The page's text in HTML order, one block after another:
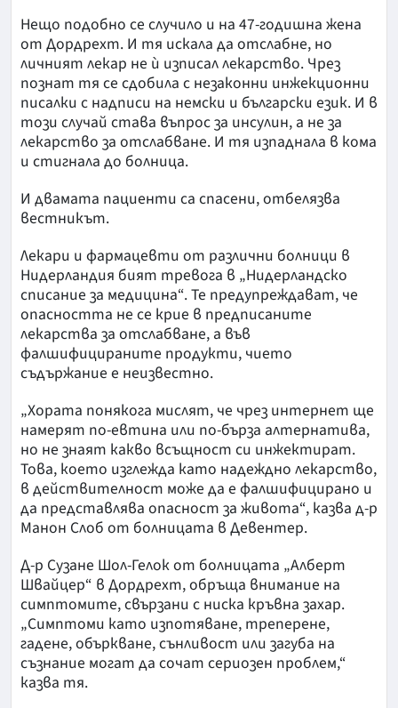
Нещо подобно се случило и на 47-годишна жена
от Дордрехт. И тя искала да отслабне, но
личният лекар не ѝ изписал лекарство. Чрез
познат тя се сдобила с незаконни инжекционни
писалки с надписи на немски и български език. И в
този случай става въпрос за инсулин, а не за
лекарство за отслабване. И тя изпаднала в кома
и стигнала до болница.
И двамата пациенти са спасени, отбелязва
вестникът.
Лекари и фармацевти от различни болници в
Нидерландия бият тревога в „Нидерландско
списание за медицина“. Те предупреждават, че
опасността не се крие в предписаните
лекарства за отслабване, а във
фалшифицираните продукти, чието
съдържание е неизвестно.
„Хората понякога мислят, че чрез интернет ще
намерят по-евтина или по-бърза алтернатива,
но не знаят какво всъщност си инжектират.
Това, което изглежда като надеждно лекарство,
в действителност може да е фалшифицирано и
да представлява опасност за живота“, казва д-р
Манон Слоб от болницата в Девентер.
Д-р Сузане Шол-Гелок от болницата „Алберт
Швайцер“ в Дордрехт, обръща внимание на
симптомите, свързани с ниска кръвна захар.
„Симптоми като изпотяване, треперене,
гадене, объркване, сънливост или загуба на
съзнание могат да сочат сериозен проблем,“
казва тя.